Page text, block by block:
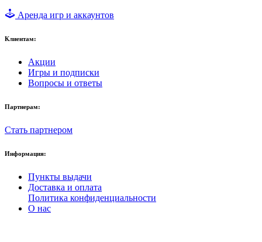
Аренда игр и аккаунтов
Клиентам:
Акции
Игры и подписки
Вопросы и ответы
Партнерам:
Стать партнером
Информация:
Пункты выдачи
Доставка и оплата
Политика конфиденциальности
О нас